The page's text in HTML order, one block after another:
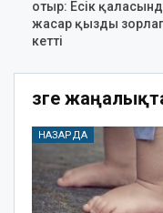
отыр: Есік
жасар қызды
кетті
Өзге
НАЗАРДА